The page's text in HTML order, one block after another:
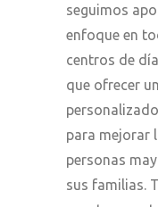
seguimos
enfoque en
centros de
que ofrecer
para mejorar
personas
sus familias.